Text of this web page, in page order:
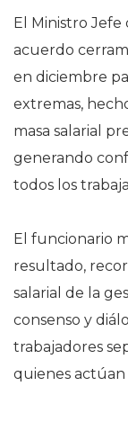
El Ministro Jefe
acuerdo
en diciembre
extremas,
masa salarial
generando
todos los
El funcionario
resultado,
salarial de la
consenso y
trabajadores
quienes